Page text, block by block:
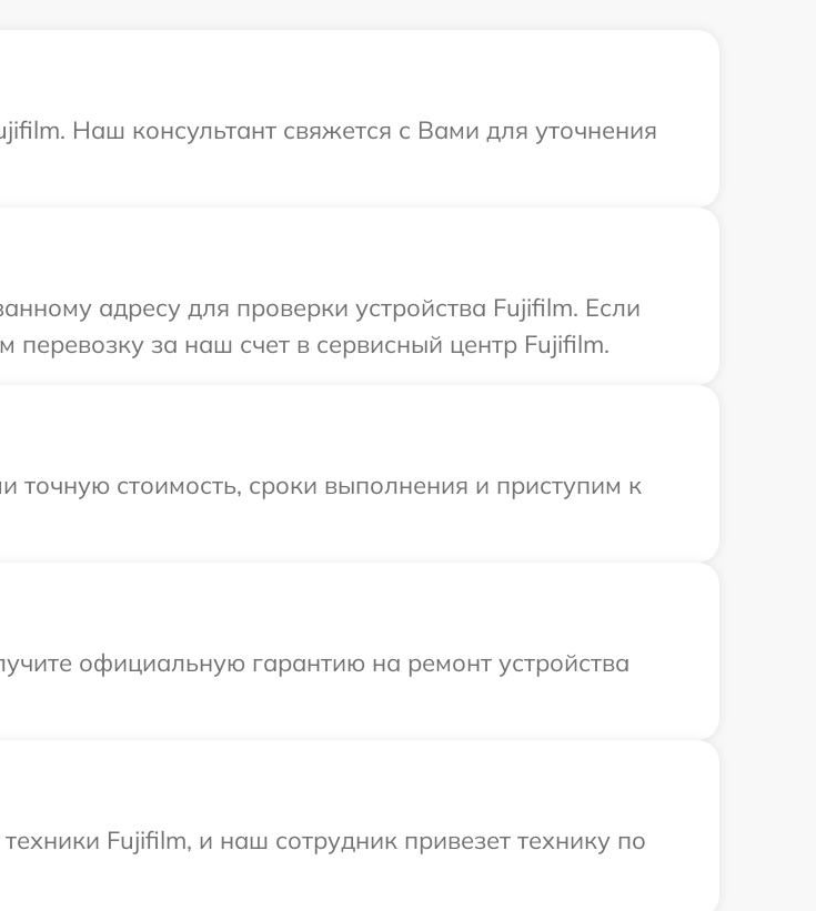
Наш консультант свяжется с Вами для уточнения
адресу для проверки устройства Fujifilm. Если
за наш счет в сервисный центр Fujifilm.
точную стоимость, сроки выполнения и приступим к
официальную гарантию на ремонт устройства
Fujifilm, и наш сотрудник привезет технику по